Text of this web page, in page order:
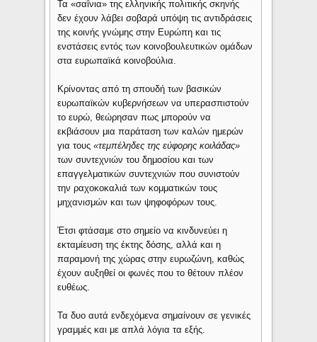
Τα «σαΐνια» της ελληνικής πολιτικής σκηνής
δεν έχουν λάβει σοβαρά υπόψη τις αντιδράσεις
της κοινής γνώμης στην Ευρώπη και τις
ενστάσεις εντός των κοινοβουλευτικών ομάδων
στα ευρωπαϊκά κοινοβούλια.
Κρίνοντας από τη σπουδή των βασικών
ευρωπαϊκών κυβερνήσεων να υπερασπιστούν
το ευρώ, θεώρησαν πως μπορούν να
εκβιάσουν μια παράταση των καλών ημερών
για τους«τεμπέληδες της εύφορης κοιλάδας»
των συντεχνιών του δημοσίου και των
επαγγελματικών συντεχνιών που συνιστούν
την ραχοκοκαλιά των κομματικών τους
μηχανισμών και των ψηφοφόρων τους.
Έτσι φτάσαμε στο σημείο να κινδυνεύει η
εκταμίευση της έκτης δόσης, αλλά και η
παραμονή της χώρας στην ευρωζώνη, καθώς
έχουν αυξηθεί οι φωνές που το θέτουν πλέον
ευθέως.
Τα δυο αυτά ενδεχόμενα σημαίνουν σε γενικές
γραμμές και με απλά λόγια τα εξής.